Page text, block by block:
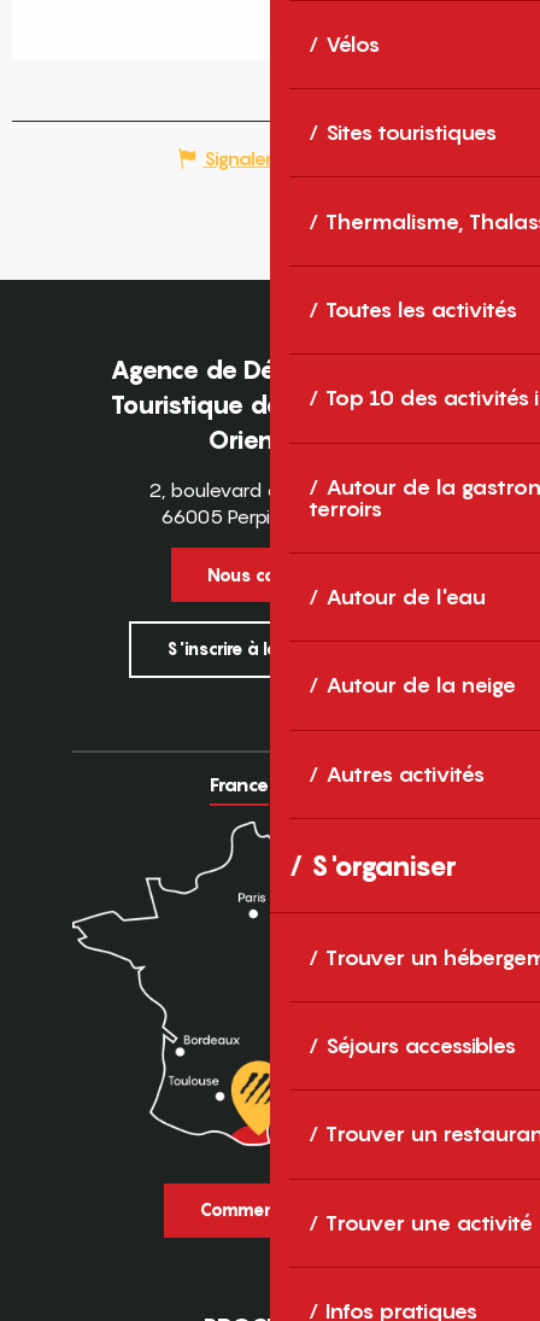
Vélos
Sites touristiques
Thermalisme,
Toutes les activités
Top 10 des activités
Autour de la
terroirs
Autour de l'eau
Autour de la neige
Autres activités
S'organiser
Trouver un
Séjours accessibles
Trouver un
Trouver une activité
Infos pratiques
Signaler une erreur
Agence de Développement
Touristique des Pyrénées-
Orientales
2, boulevard des Pyrénées
66005 Perpignan Cedex
Nous contacter
S'inscrire à la newsletter
France Europe
Comment venir ?